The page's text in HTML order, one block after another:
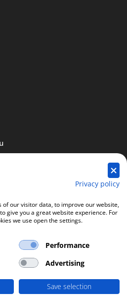
Privacy policy
of our visitor data, to improve our website,
give you a great website experience. For
we use open the settings.
Performance
Advertising
Save selection